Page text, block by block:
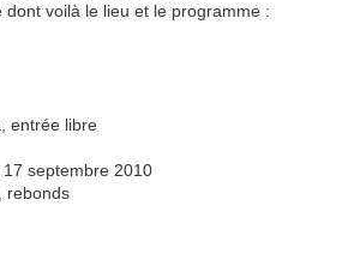
voilà le lieu et le programme :
entrée libre
17 septembre 2010
rebonds